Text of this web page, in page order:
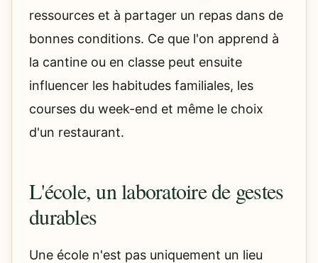
ressources et à partager un repas dans de
bonnes conditions. Ce que l'on apprend à
la cantine ou en classe peut ensuite
influencer les habitudes familiales, les
courses du week-end et même le choix
d'un restaurant.
L'école, un laboratoire de gestes
durables
Une école n'est pas uniquement un lieu